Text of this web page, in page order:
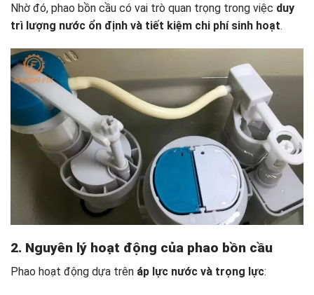
Nhờ đó, phao bồn cầu có vai trò quan trọng trong việc duy
trì lượng nước ổn định và tiết kiệm chi phí sinh hoạt.
2. Nguyên lý hoạt động của phao bồn cầu
Phao hoạt động dựa trên áp lực nước và trọng lực: